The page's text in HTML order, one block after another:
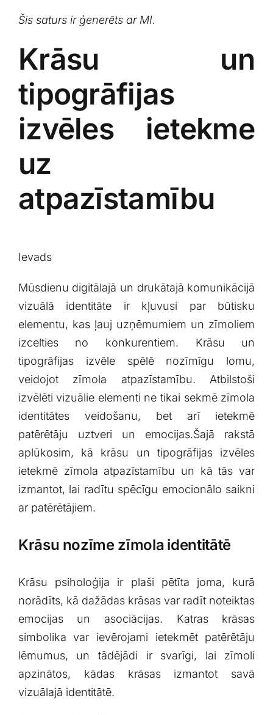
Šis⁣ saturs ir ģenerēts ar MI.
Krāsu un​
tipogrāfijas
izvēles ietekme
uz
atpazīstamību
Ievads
Mūsdienu digitālajā un drukātajā komunikācijā
vizuālā identitāte ir kļuvusi ⁤par būtisku⁤
elementu,​ kas ļauj uzņēmumiem un zīmoliem
izcelties no konkurentiem. ‌Krāsu un
tipogrāfijas izvēle spēlē nozīmīgu lomu,
⁢veidojot ⁤zīmola atpazīstamību. Atbilstoši
izvēlēti vizuālie elementi ne ‍tikai sekmē zīmola
identitātes veidošanu, bet arī‌ ietekmē
patērētāju uztveri un emocijas.Šajā rakstā
aplūkosim, kā krāsu un tipogrāfijas⁤ izvēles⁤
ietekmē‌ zīmola atpazīstamību un kā tās var
izmantot,⁣ lai radītu spēcīgu emocionālo saikni
ar patērētājiem.
Krāsu nozīme zīmola⁤ identitātē
Krāsu psiholoģija ir plaši pētīta joma, kurā
norādīts, kā⁣ dažādas ⁣krāsas var radīt⁤ noteiktas
emocijas⁣ un​ asociācijas. ‌Katras krāsas
‍simbolika var ievērojami ⁣ietekmēt‍ patērētāju
lēmumus, un ⁢tādējādi ir svarīgi, lai zīmoli⁤
apzinātos,​ kādas krāsas izmantot savā
vizuālajā identitātē.